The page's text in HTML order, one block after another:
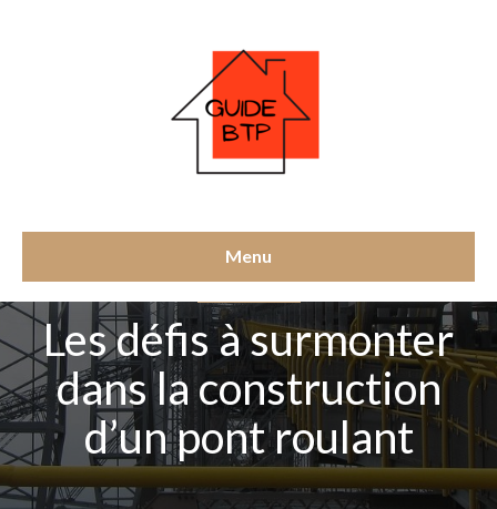
Menu
Les défis à surmonter
dans la construction
d’un pont roulant